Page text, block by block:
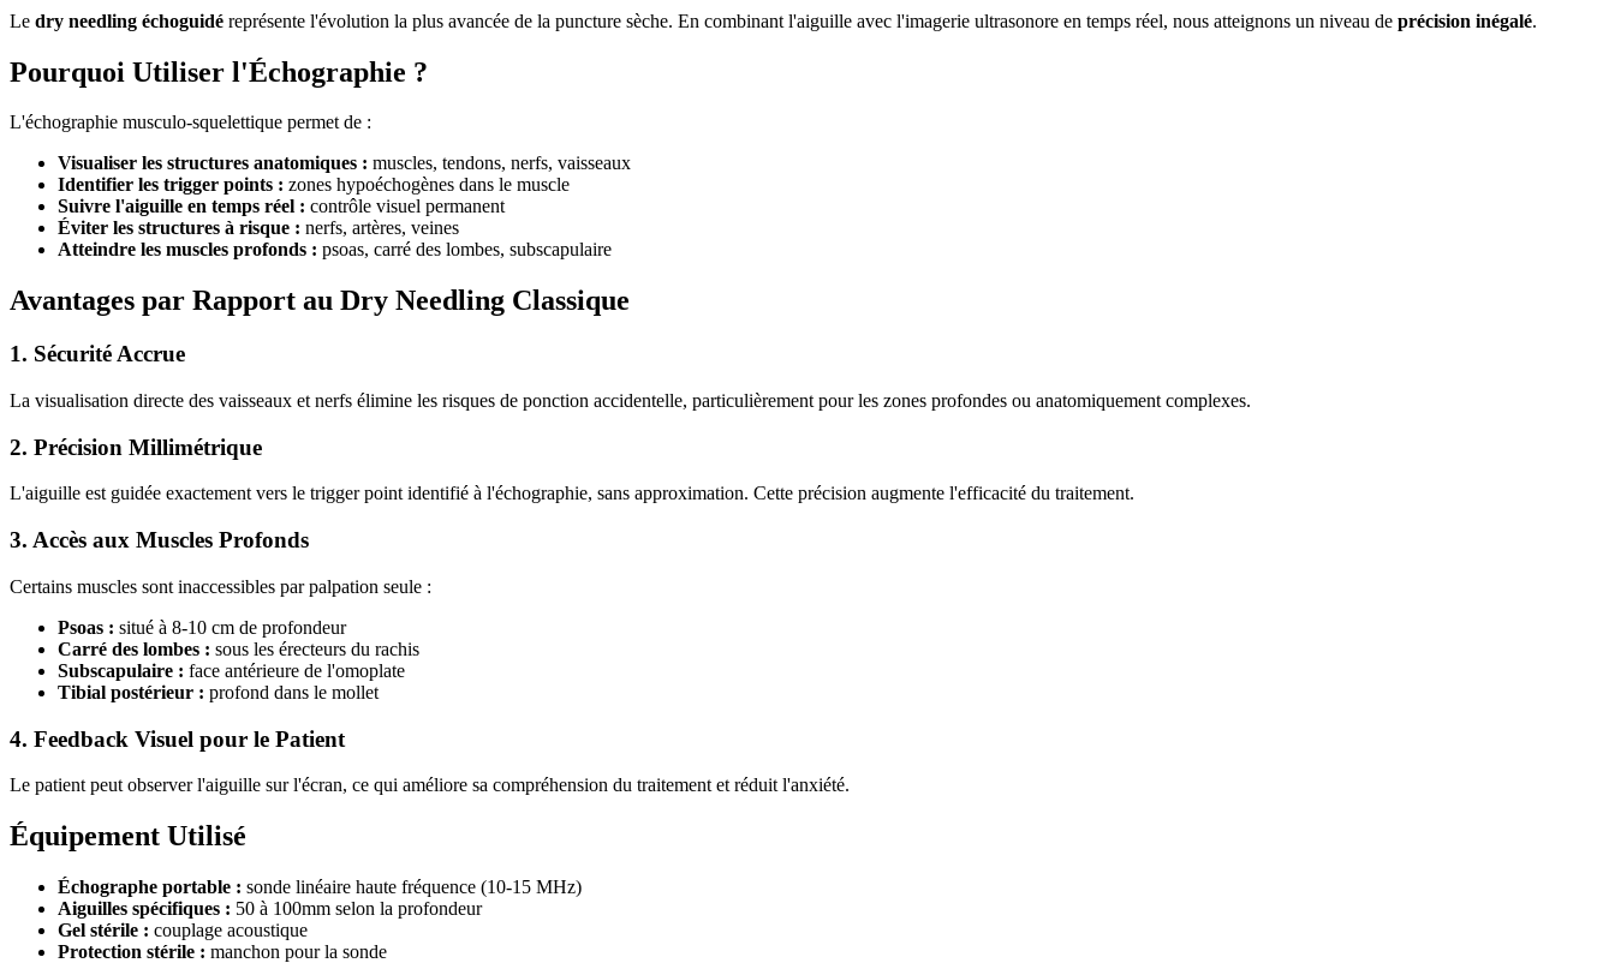
Le dry needling échoguidé représente l'évolution la plus avancée de la puncture sèche. En combinant l'aiguille avec l'imagerie ultrasonore en temps réel, nous atteignons un niveau de précision inégalé.
Pourquoi Utiliser l'Échographie ?
L'échographie musculo-squelettique permet de :
Visualiser les structures anatomiques : muscles, tendons, nerfs, vaisseaux
Identifier les trigger points : zones hypoéchogènes dans le muscle
Suivre l'aiguille en temps réel : contrôle visuel permanent
Éviter les structures à risque : nerfs, artères, veines
Atteindre les muscles profonds : psoas, carré des lombes, subscapulaire
Avantages par Rapport au Dry Needling Classique
1. Sécurité Accrue
La visualisation directe des vaisseaux et nerfs élimine les risques de ponction accidentelle, particulièrement pour les zones profondes ou anatomiquement complexes.
2. Précision Millimétrique
L'aiguille est guidée exactement vers le trigger point identifié à l'échographie, sans approximation. Cette précision augmente l'efficacité du traitement.
3. Accès aux Muscles Profonds
Certains muscles sont inaccessibles par palpation seule :
Psoas : situé à 8-10 cm de profondeur
Carré des lombes : sous les érecteurs du rachis
Subscapulaire : face antérieure de l'omoplate
Tibial postérieur : profond dans le mollet
4. Feedback Visuel pour le Patient
Le patient peut observer l'aiguille sur l'écran, ce qui améliore sa compréhension du traitement et réduit l'anxiété.
Équipement Utilisé
Échographe portable : sonde linéaire haute fréquence (10-15 MHz)
Aiguilles spécifiques : 50 à 100mm selon la profondeur
Gel stérile : couplage acoustique
Protection stérile : manchon pour la sonde